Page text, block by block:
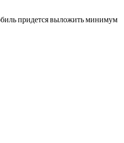
придется выложить минимум